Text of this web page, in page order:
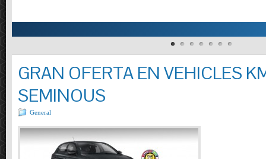
GRAN OFERTA EN VEHICLES
SEMINOUS
General